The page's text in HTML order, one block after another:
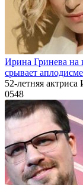
Ирина Гринева на
срывает
52-летняя
0548